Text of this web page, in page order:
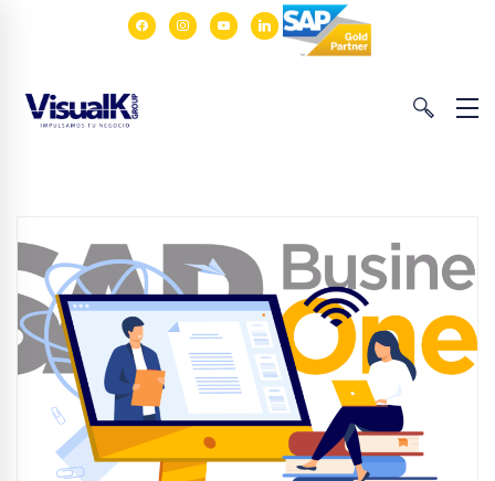
facebookinstagram
youtubelinkedin